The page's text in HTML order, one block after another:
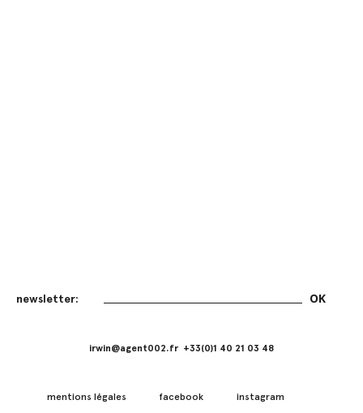
irwin@agent002.fr +33(0)1 40 21 03 48
mentions légales facebook instagram